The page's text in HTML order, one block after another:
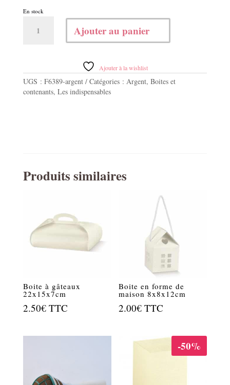
En stock
12.3*9.4*3.9cm
Ajouter au panier
Ajouter à la wishlist
UGS : F6389-argent Catégories : Argent, Boites et
contenants, Les indispensables
Produits similaires
Boite à gâteaux
22x15x7cm
2.50€ TTC
Boite en forme de
maison 8x8x12cm
2.00€ TTC
-50%